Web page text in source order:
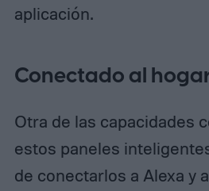
aplicación.
Conectado al
Otra de las capacidades
estos paneles
de conectarlos a Alexa y